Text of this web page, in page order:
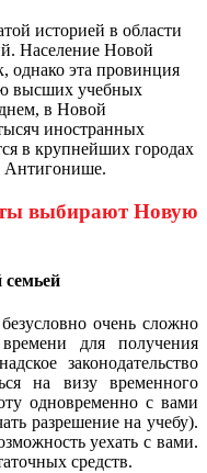
историей в области
Население Новой
однако эта провинция
высших учебных
в Новой
иностранных
в крупнейших городах
Антигонише.
выбирают Новую
семьей
очень сложно
для получения
законодательство
на визу временного
одновременно с вами
разрешение на учебу).
уехать с вами.
средств.